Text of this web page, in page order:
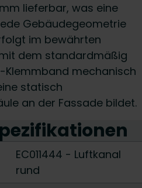
lieferbar, was eine
Gebäudegeometrie
im bewährten
dem standardmäßig
Klemmband mechanisch
statisch
an der Fassade bildet.
EC011444 - Luftkanal
rund